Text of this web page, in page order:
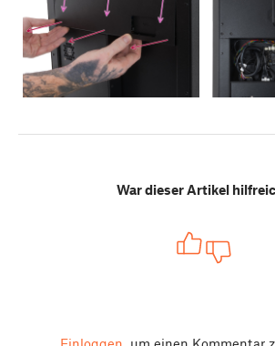
War dieser Artikel